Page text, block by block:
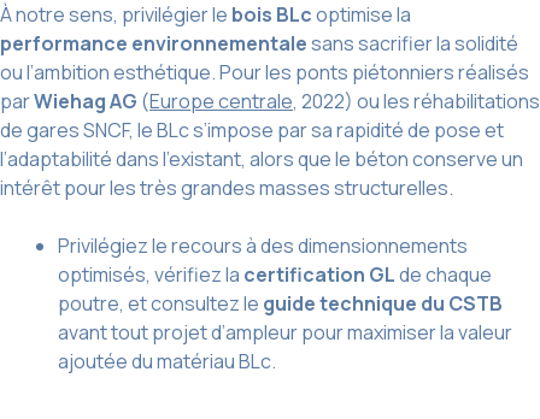
À notre sens, privilégier le bois BLcoptimise la
performance environnementalesans sacrifier la solidité
ou l’ambition esthétique. Pour les ponts piétonniers réalisés
parWiehag AG (Europe centrale, 2022) ou les réhabilitations
de gares SNCF, le BLc s’impose par sa rapidité de pose et
l’adaptabilité dans l’existant, alors que le béton conserve un
intérêt pour les très grandes masses structurelles.
Privilégiez le recours à des dimensionnements
optimisés, vérifiez la certification GLde chaque
poutre, et consultez le guide technique du CSTB
avant tout projet d’ampleur pour maximiser la valeur
ajoutée du matériau BLc.